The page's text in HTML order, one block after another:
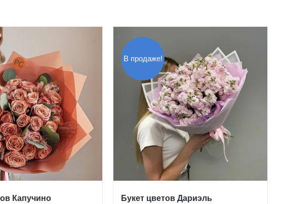
Капучино
В продаже!
Букет цветов Дариэль